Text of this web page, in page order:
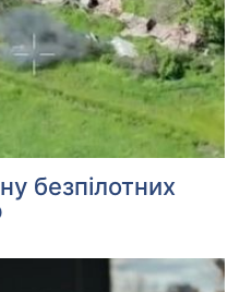
безпілотних